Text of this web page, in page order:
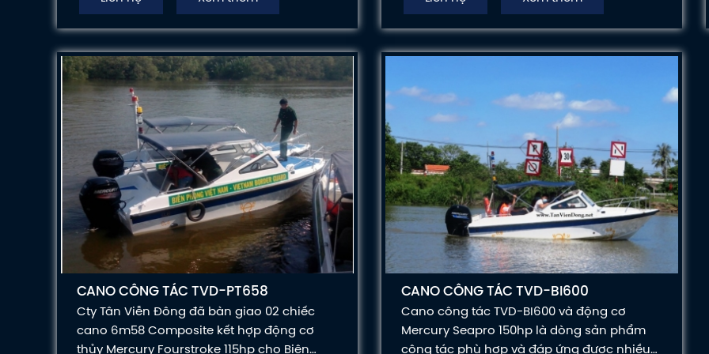
CANO CÔNG TÁC TVD-PT658
Cty Tân Viễn Đông đã bàn giao 02 chiếc
cano 6m58 Composite kết hợp động cơ
thủy Mercury Fourstroke 115hp cho Biên
CANO CÔNG TÁC TVD-BI600
Cano công tác TVD-BI600 và động cơ
Mercury Seapro 150hp là dòng sản phẩm
công tác phù hợp và đáp ứng được nhiều